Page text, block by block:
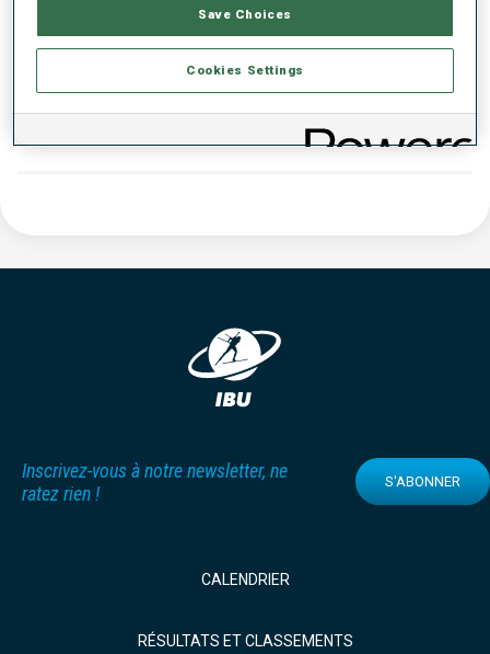
DONNÉES NON DISPONIBLES
Inscrivez-vous à notre newsletter, ne
ratez rien !
S'ABONNER
CALENDRIER
RÉSULTATS ET CLASSEMENTS
Save Choices
Cookies Settings